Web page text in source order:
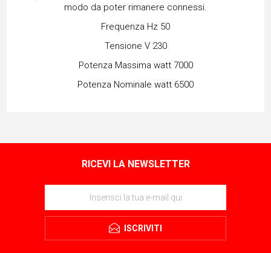
modo da poter rimanere connessi.
Frequenza Hz 50
Tensione V 230
Potenza Massima watt 7000
Potenza Nominale watt 6500
RICEVI LA NEWSLETTER
ISCRIVITI